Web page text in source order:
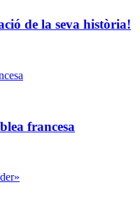
de la seva història!
francesa